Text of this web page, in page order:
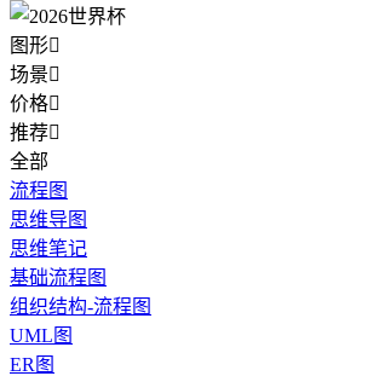
图形
场景
价格
推荐
全部
流程图
思维导图
思维笔记
基础流程图
组织结构-流程图
UML图
ER图